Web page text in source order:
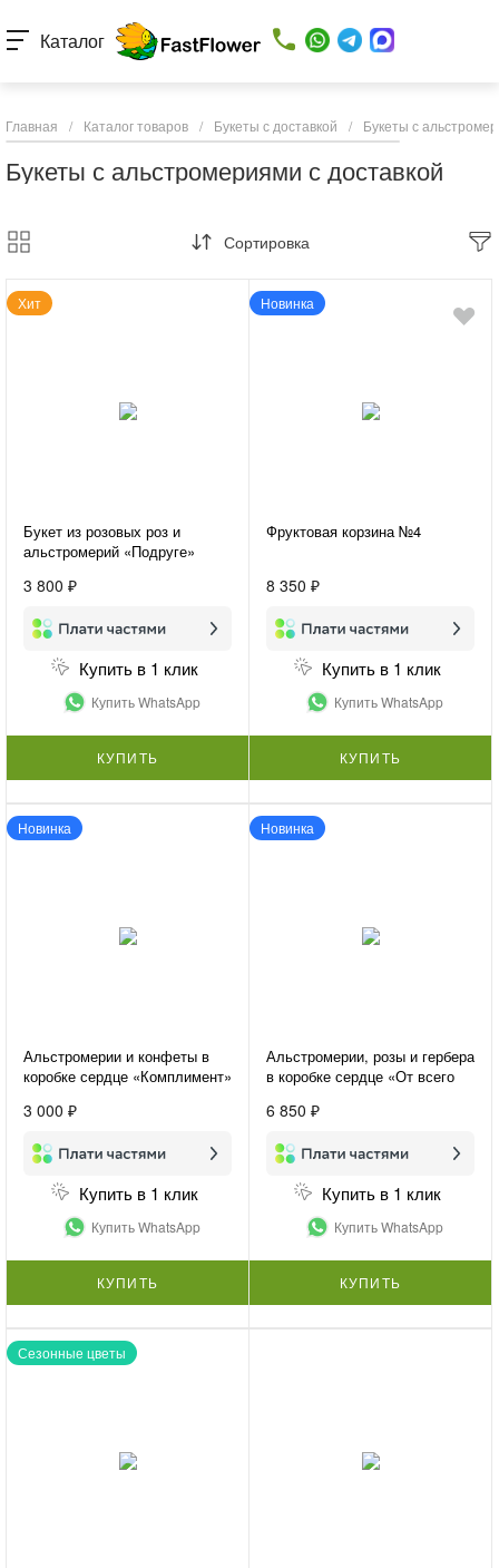
Каталог
Главная / Каталог товаров / Букеты с доставкой / Букеты с
Букеты с альстромериями с доставкой
Сортировка
Хит
Букет из розовых роз и
альстромерий «Подруге»
3 800 ₽
Купить в 1 клик
Купить WhatsApp
КУПИТЬ
Новинка
Фруктовая корзина №4
8 350 ₽
Купить в 1 клик
Купить WhatsApp
КУПИТЬ
Новинка
Альстромерии и конфеты в
коробке сердце «Комплимент»
3 000 ₽
Купить в 1 клик
Купить WhatsApp
КУПИТЬ
Новинка
Альстромерии, розы и гербера
в коробке сердце «От всего
6 850 ₽
Купить в 1 клик
Купить WhatsApp
КУПИТЬ
Сезонные цветы